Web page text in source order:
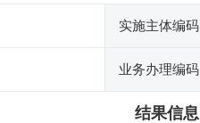
实施主体编码
业务办理编码
结果信息